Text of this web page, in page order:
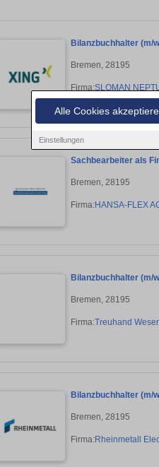
Alle Cookies
Einstellungen
Bilanzbuchhalter (m/
Bremen, 28195
Firma:SLOMAN
Sachbearbeiter als
Bremen, 28195
Firma:HANSA-FLEX
Bilanzbuchhalter (m/
Bremen, 28195
Firma:Treuhand
Bilanzbuchhalter (m/
Bremen, 28195
Firma:Rheinmetall